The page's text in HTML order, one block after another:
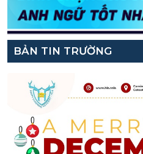
BẢN TIN TRƯỜNG